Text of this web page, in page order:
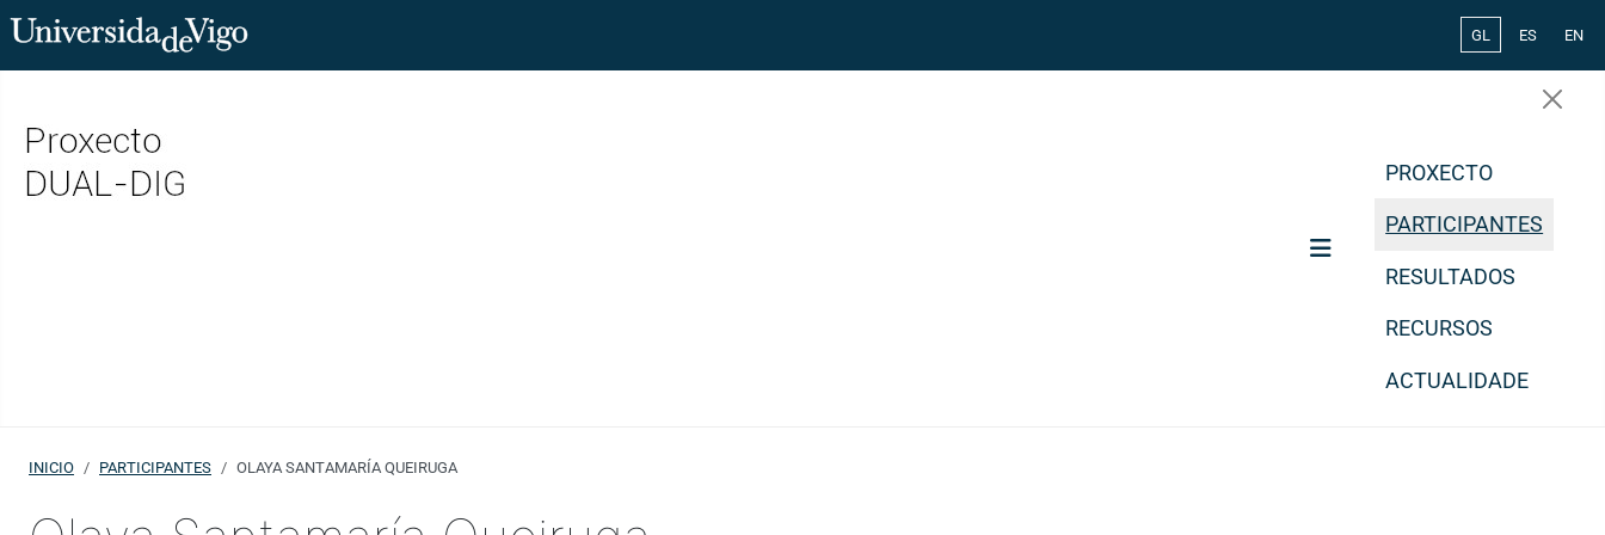
Select your
GL ES EN
PROXECTO
PARTICIPANTES
RESULTADOS
RECURSOS
ACTUALIDADE
INICIO PARTICIPANTES OLAYA SANTAMARÍA QUEIRUGA